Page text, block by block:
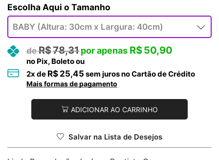
Tamanho
R$78,31 R$50,90
no Pix, Boleto ou
2x de R$ 25,45 sem juros no Cartão de Crédito
Mais formas de pagamento
ADICIONAR AO CARRINHO
Salvar na Lista de Desejos